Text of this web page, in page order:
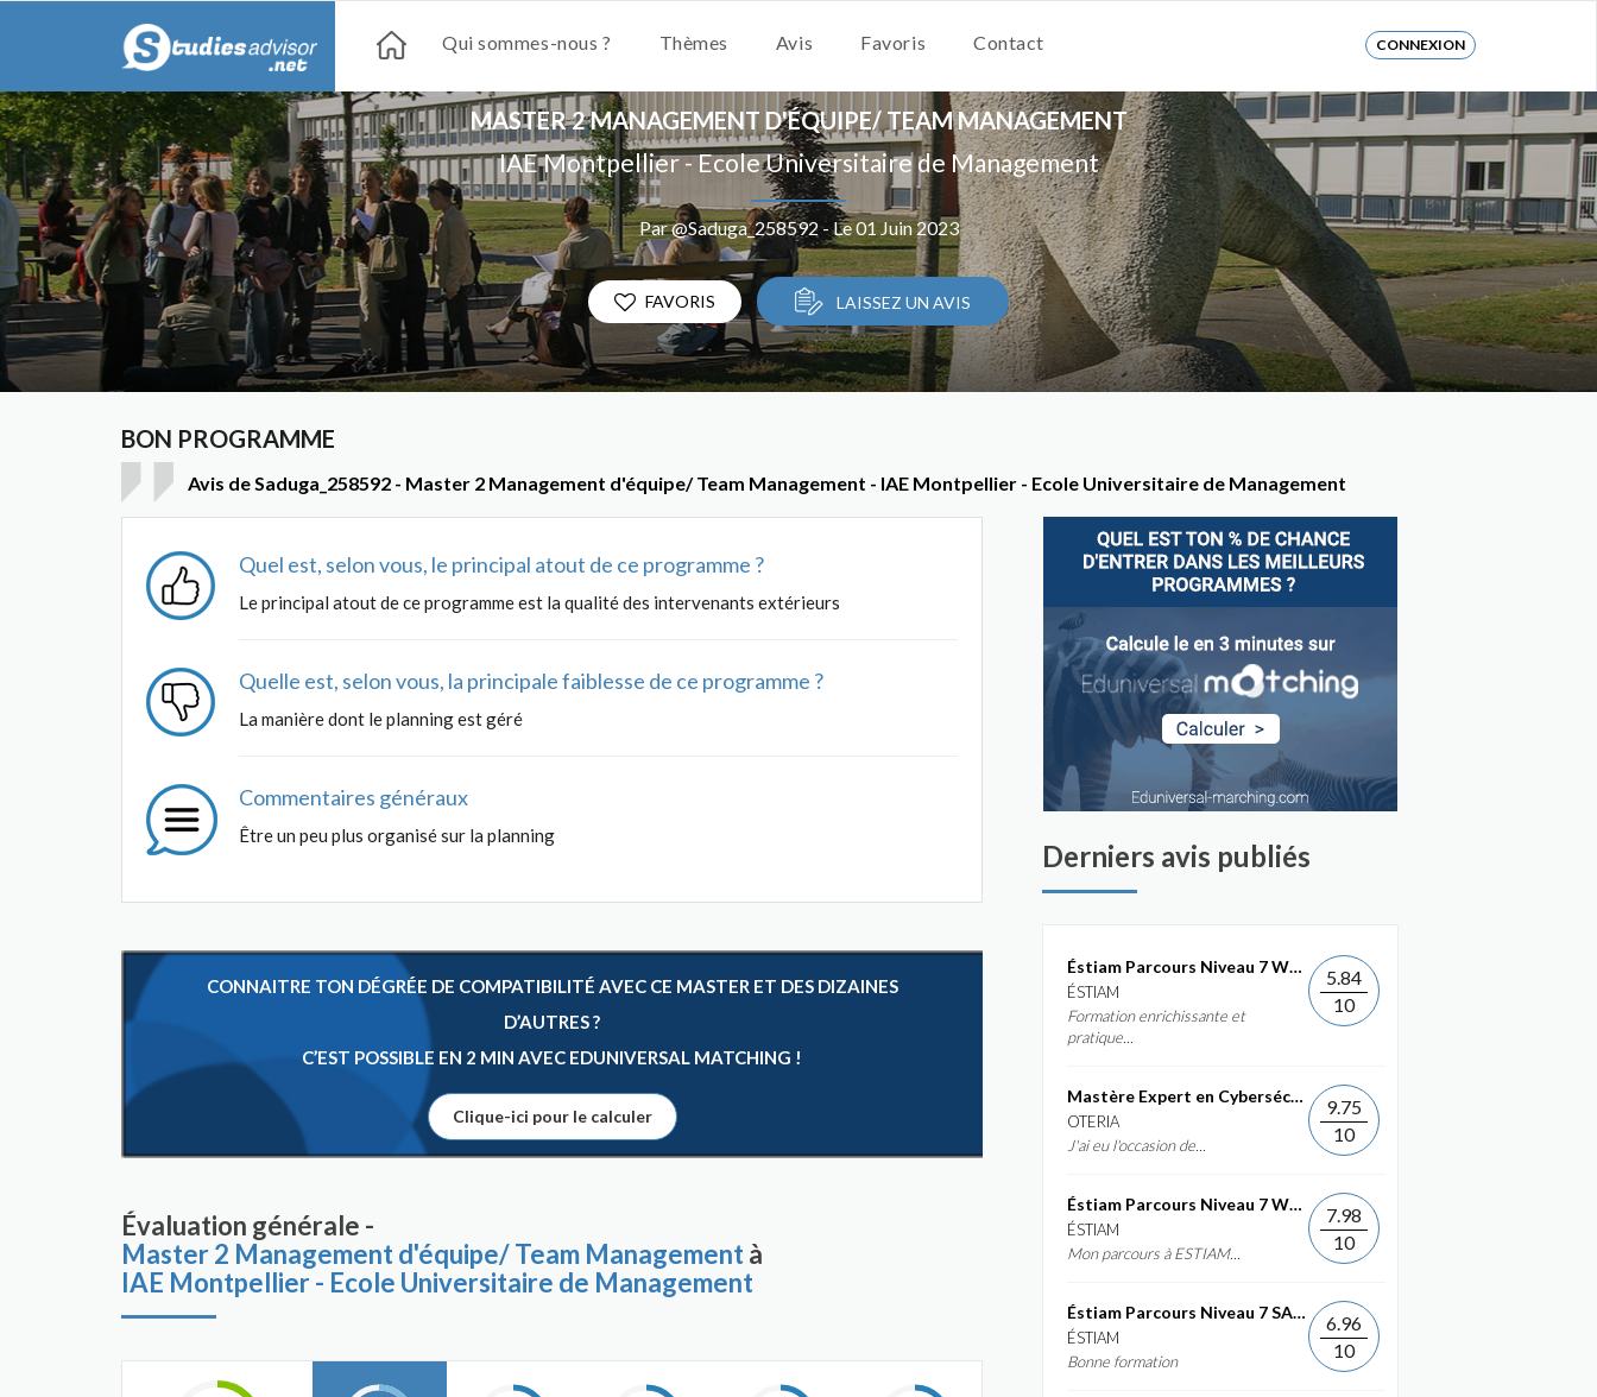
Qui sommes-nous ? Thèmes Avis Favoris Contact CONNEXION
MASTER 2 MANAGEMENT D'ÉQUIPE/ TEAM MANAGEMENT
IAE Montpellier - Ecole Universitaire de Management
Par @Saduga_258592 - Le 01 Juin 2023
FAVORIS LAISSEZ UN AVIS
BON PROGRAMME
Avis de Saduga_258592 - Master 2 Management d'équipe/ Team Management - IAE Montpellier - Ecole Universitaire de Management
Quel est, selon vous, le principal atout de ce programme ?
Le principal atout de ce programme est la qualité des intervenants extérieurs
Quelle est, selon vous, la principale faiblesse de ce programme ?
La manière dont le planning est géré
Commentaires généraux
Être un peu plus organisé sur la planning
CONNAITRE TON DÉGRÉE DE COMPATIBILITÉ AVEC CE MASTER ET DES DIZAINES
D’AUTRES ?
C’EST POSSIBLE EN 2 MIN AVEC EDUNIVERSAL MATCHING !
Clique-ici pour le calculer
Évaluation générale -
Master 2 Management d'équipe/ Team Managementà
IAE Montpellier - Ecole Universitaire de Management
Derniers avis publiés
Éstiam Parcours Niveau 7 Web &...
ÉSTIAM
Formation enrichissante et
pratique...
5.84
10
Mastère Expert en Cybersécurité
OTERIA
J'ai eu l'occasion de...
9.75
10
Éstiam Parcours Niveau 7 Web &...
ÉSTIAM
Mon parcours à ESTIAM...
7.98
10
Éstiam Parcours Niveau 7 SAP ERP...
ÉSTIAM
Bonne formation
6.96
10